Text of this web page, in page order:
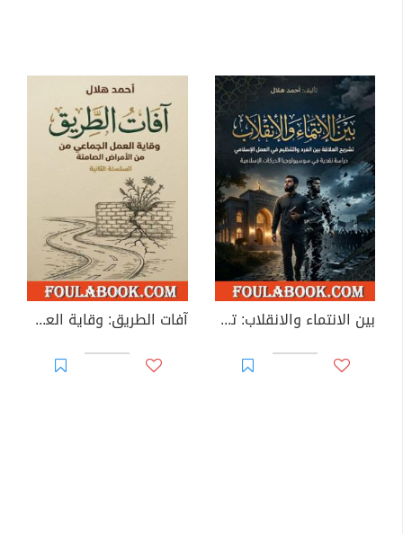
بين الانتماء والانقلاب: تشريح العلاقة بين الفرد والتنظيم في العمل الإسلامي آفات الطريق: وقاية العمل الجماعي من الأمراض الصامتة